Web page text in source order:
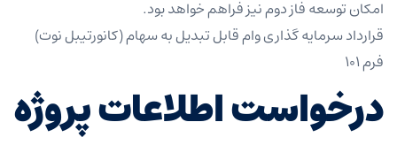
امکان توسعه فاز دوم نیز فراهم خواهد بود.
قرارداد سرمایه گذاری وام قابل تبدیل به سهام (کانورتیبل نوت)
فرم ۱۰۱
درخواست اطلاعات پروژه